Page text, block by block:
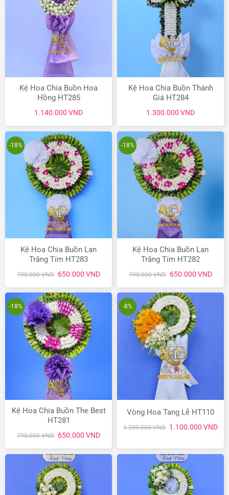
Kệ Hoa Chia Buồn Hoa
Hồng HT285
1.140.000 VND
Kệ Hoa Chia Buồn Thánh
Giá HT284
1.300.000 VND
-18%
Kệ Hoa Chia Buồn Lan
Trắng Tím HT283
790.000VND Giá
là:
790.000 VND.
650.000 VNDGiá
tại
là:
650.000 VND.
-18%
Kệ Hoa Chia Buồn Lan
Trắng Tím HT282
790.000VND Giá
là:
790.000 VND.
650.000 VNDGiá
tại
là:
-18%
Kệ Hoa Chia Buồn The Best
HT281
790.000VND Giá
là:
790.000 VND.
650.000 VNDGiá
tại
là:
-8%
Vòng Hoa Tang Lễ HT110
1.200.000VND Giá
1.100.000 VNDGiá
là: